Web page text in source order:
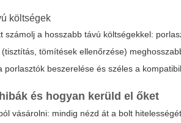
költségek
számolj a hosszabb távú költségekkel:
tömítések ellenőrzése)
porlasztók beszerelése és széles a
és hogyan kerüld el őket
vásárolni: mindig nézd át a bolt